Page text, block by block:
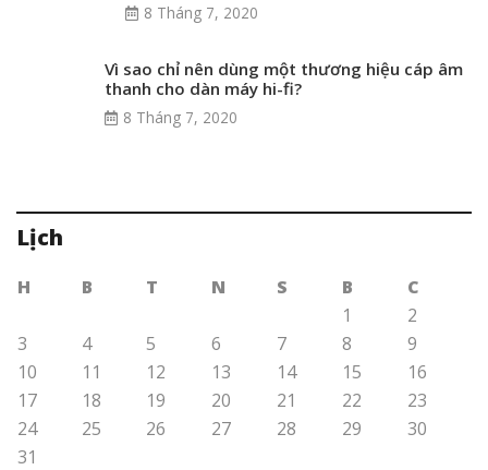
8 Tháng 7, 2020
Vì sao chỉ nên dùng một thương hiệu cáp âm
thanh cho dàn máy hi-fi?
8 Tháng 7, 2020
Lịch
H B T N S B
C
1
2
3
4 5 6 7 8
9
10
11 12 13 14 15
16
17
18 19 20 21 22
23
24
25 26 27 28 29
30
31